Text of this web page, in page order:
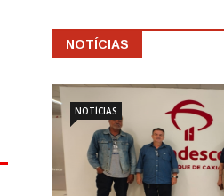
NOTÍCIAS
NOTÍCIAS